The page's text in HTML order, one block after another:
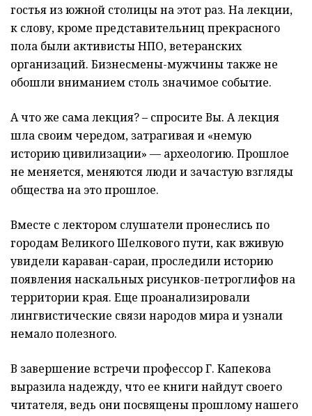
гостья из южной столицы на этот раз. На лекции,
к слову, кроме представительниц прекрасного
пола были активисты НПО, ветеранских
организаций. Бизнесмены-мужчины также не
обошли вниманием столь значимое событие.
А что же сама лекция? – спросите Вы. А лекция
шла своим чередом, затрагивая и «немую
историю цивилизации» — археологию. Прошлое
не меняется, меняются люди и зачастуювзгляды
общества на это прошлое.
Вместе с лектором слушатели пронеслись по
городам Великого Шелкового пути, как вживую
увидели караван-сараи, проследили историю
появления наскальных рисунков-петроглифов на
территории края. Еще проанализировали
лингвистические связинародов мираи узнали
немало полезного.
В завершение встречипрофессорГ. Капекова
выразила надежду, что ее книги найдут своего
читателя, ведь они посвящены прошлому нашего